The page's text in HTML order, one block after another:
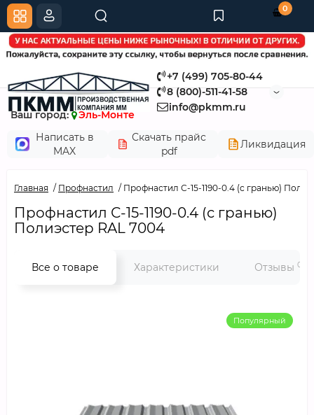
+7 (499) 705-80-44
8 (800)-511-41-58
info@pkmm.ru
Ваш город:
Эль-Монте
Написать в
MAX
Скачать прайс
pdf
Ликвидация
0
Главная Профнастил Профнастил С-15-1190-0.4 (с гранью)
Профнастил С-15-1190-0.4 (с гранью)
Полиэстер RAL 7004
Все о товаре Характеристики Отзывы 0
Популярный